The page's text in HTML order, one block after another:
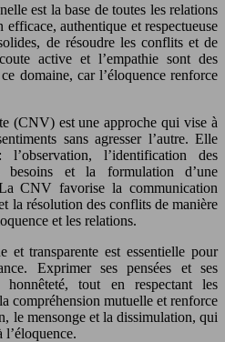
est la base de toutes les relations
authentique et respectueuse
de résoudre les conflits et de
active et l’empathie sont des
domaine, car l’éloquence renforce
(CNV) est une approche qui vise à
sans agresser l’autre. Elle
l’identification des
besoins et la formulation d’une
CNV favorise la communication
la résolution des conflits de manière
et les relations.
et transparente est essentielle pour
Exprimer ses pensées et ses
honnêteté, tout en respectant les
compréhension mutuelle et renforce
le mensonge et la dissimulation, qui